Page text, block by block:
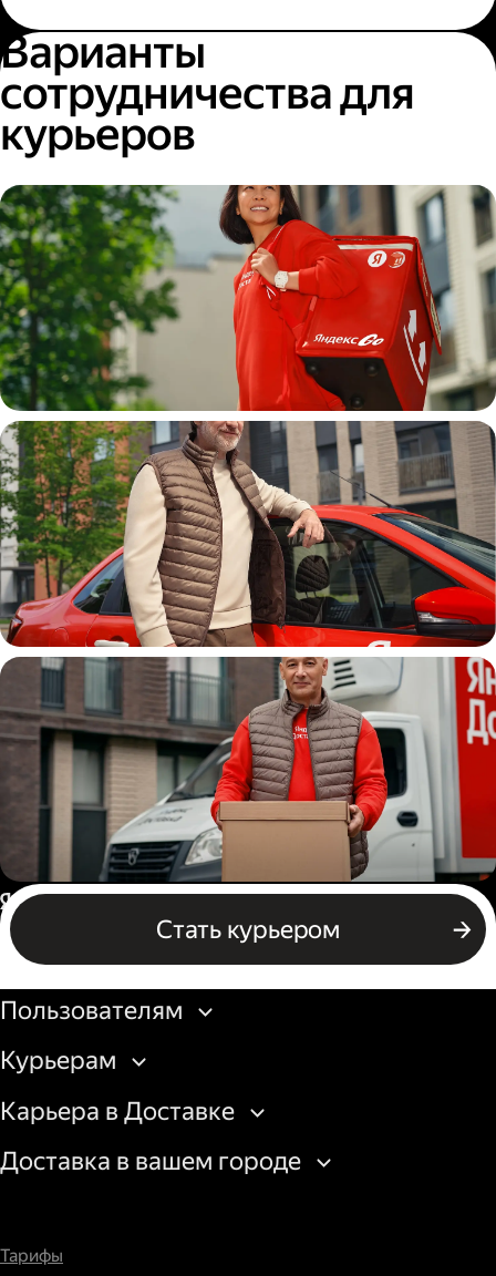
Варианты
сотрудничества для
курьеров
Пеший курьер
Автокурьер
Водитель грузового авто
Стать курьером
Россия
Бизнесу
Пользователям
Курьерам
Карьера в Доставке
Доставка в вашем городе
Тарифы